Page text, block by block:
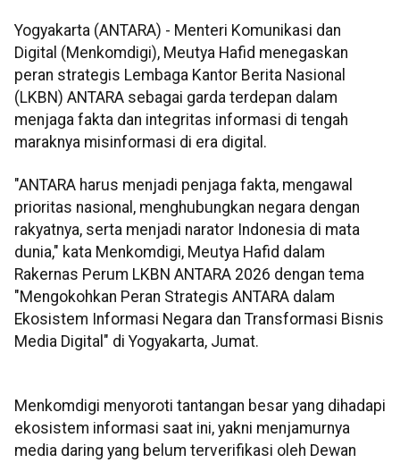
Yogyakarta (ANTARA) - Menteri Komunikasi dan
Digital (Menkomdigi), Meutya Hafid menegaskan
peran strategis Lembaga Kantor Berita Nasional
(LKBN) ANTARA sebagai garda terdepan dalam
menjaga fakta dan integritas informasi di tengah
maraknya misinformasi di era digital.
"ANTARA harus menjadi penjaga fakta, mengawal
prioritas nasional, menghubungkan negara dengan
rakyatnya, serta menjadi narator Indonesia di mata
dunia," kata Menkomdigi, Meutya Hafid dalam
Rakernas Perum LKBN ANTARA 2026 dengan tema
"Mengokohkan Peran Strategis ANTARA dalam
Ekosistem Informasi Negara dan Transformasi Bisnis
Media Digital" di Yogyakarta, Jumat.
Menkomdigi menyoroti tantangan besar yang dihadapi
ekosistem informasi saat ini, yakni menjamurnya
media daring yang belum terverifikasi oleh Dewan